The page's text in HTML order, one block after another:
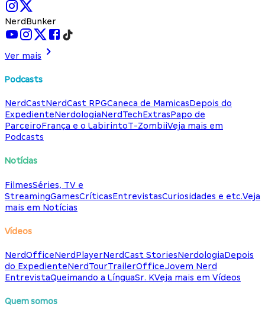
NerdBunker
Ver mais
Podcasts
NerdCastNerdCast RPGCaneca de MamicasDepois do
ExpedienteNerdologiaNerdTechExtrasPapo de
ParceiroFrança e o LabirintoT-ZombiiVeja mais em
Podcasts
Notícias
FilmesSéries, TV e
StreamingGamesCríticasEntrevistasCuriosidades e etc.Veja
mais em Notícias
Vídeos
NerdOfficeNerdPlayerNerdCast StoriesNerdologiaDepois
do ExpedienteNerdTourTrailerOfficeJovem Nerd
EntrevistaQueimando a LínguaSr. KVeja mais em Vídeos
Quem somos